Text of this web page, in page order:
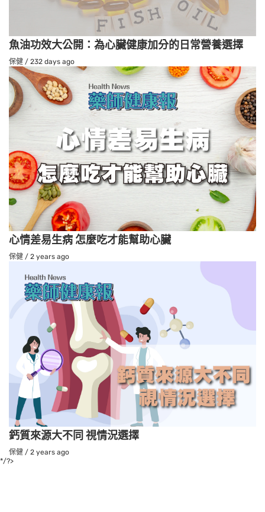
魚油功效大公開：為心臟健康加分的日常營養選擇
保健 / 232 days ago
心情差易生病 怎麼吃才能幫助心臟
保健 / 2 years ago
鈣質來源大不同 視情況選擇
保健 / 2 years ago
*/?>